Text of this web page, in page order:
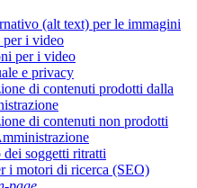
(alt text) per le immagini
i video
per i video
e privacy
di contenuti prodotti dalla
di contenuti non prodotti
dei soggetti ritratti
i motori di ricerca (SEO)